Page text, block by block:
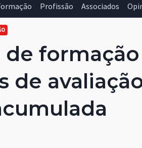
Profissão Associados
de
de